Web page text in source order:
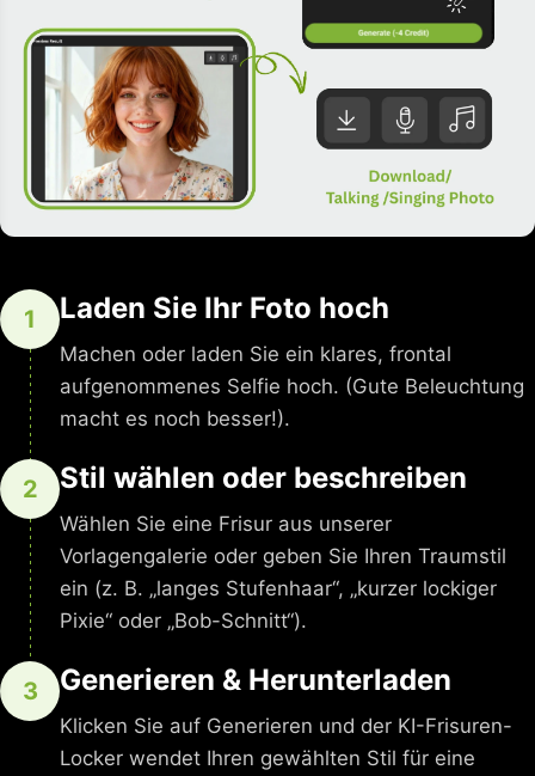
1 Laden Sie Ihr Foto hoch
Machen oder laden Sie ein klares, frontal
aufgenommenes Selfie hoch. (Gute Beleuchtung
macht es noch besser!).
2 Stil wählen oder beschreiben
Wählen Sie eine Frisur aus unserer
Vorlagengalerie oder geben Sie Ihren Traumstil
ein (z. B. „langes Stufenhaar“, „kurzer lockiger
Pixie“ oder „Bob-Schnitt“).
3 Generieren & Herunterladen
Klicken Sie auf Generieren und der KI-Frisuren-
Locker wendet Ihren gewählten Stil für eine